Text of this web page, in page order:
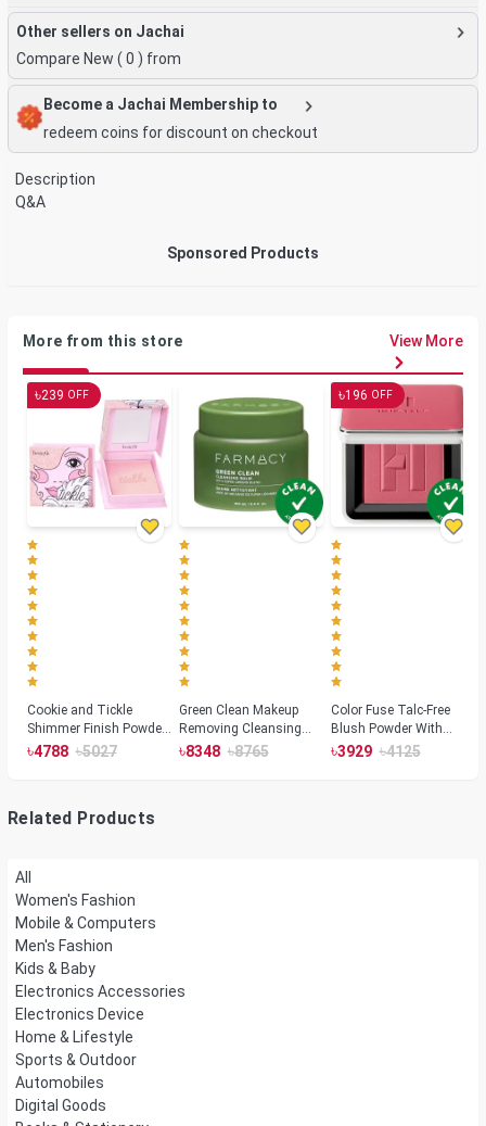
Other sellers on Jachai
Compare New ( 0 ) from
Become a Jachai Membership to
redeem coins for discount on checkout
Description
Q&A
Sponsored Products
More from this store View More
৳239 OFF
Cookie and Tickle
Shimmer Finish Powder
Highlighters
৳4788 ৳5027
Green Clean Makeup
Removing Cleansing
Balm
৳8348 ৳8765
৳196 OFF
Color Fuse Talc-Free
Blush Powder With
Fermented Arnica
৳3929 ৳4125
Related Products
All
Women's Fashion
Mobile & Computers
Men's Fashion
Kids & Baby
Electronics Accessories
Electronics Device
Home & Lifestyle
Sports & Outdoor
Automobiles
Digital Goods